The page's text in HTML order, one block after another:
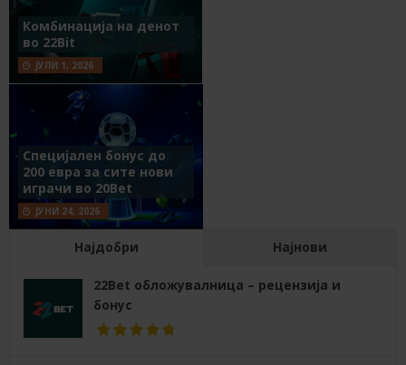
Комбинација на денот
во 22Bit
ЈУЛИ 1, 2026
Специјален бонус до
200 евра за сите нови
играчи во 20Bet
ЈУНИ 24, 2026
Најдобри Најнови
22Bet обложувалница – рецензија и
бонус